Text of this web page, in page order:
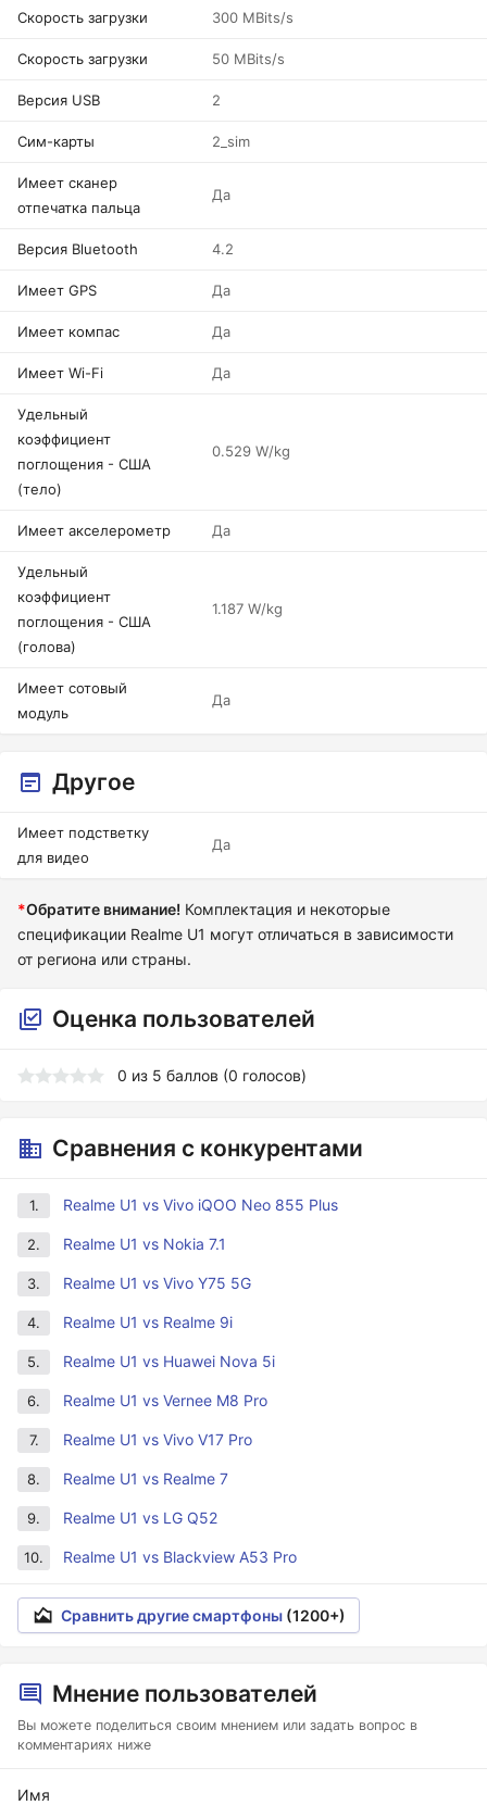
Скорость загрузки 300 MBits/s
Скорость загрузки 50 MBits/s
Версия USB 2
Сим-карты 2_sim
Имеет сканер
отпечатка пальца
Да
Версия Bluetooth 4.2
Имеет GPS Да
Имеет компас Да
Имеет Wi-Fi Да
Удельный
коэффициент
поглощения - США
(тело)
0.529 W/kg
Имеет акселерометр Да
Удельный
коэффициент
поглощения - США
(голова)
1.187 W/kg
Имеет сотовый
модуль
Да
Другое
Имеет подстветку
для видео
Да
*Обратите внимание! Комплектация и некоторые
спецификации Realme U1 могут отличаться в зависимости
от региона или страны.
Оценка пользователей
0 из 5 баллов (0 голосов)
Сравнения с конкурентами
1. Realme U1 vs Vivo iQOO Neo 855 Plus
2. Realme U1 vs Nokia 7.1
3. Realme U1 vs Vivo Y75 5G
4. Realme U1 vs Realme 9i
5. Realme U1 vs Huawei Nova 5i
6. Realme U1 vs Vernee M8 Pro
7. Realme U1 vs Vivo V17 Pro
8. Realme U1 vs Realme 7
9. Realme U1 vs LG Q52
10. Realme U1 vs Blackview A53 Pro
Сравнить другие смартфоны (1200+)
Мнение пользователей
Вы можете поделиться своим мнением или задать вопрос в
комментариях ниже
Имя